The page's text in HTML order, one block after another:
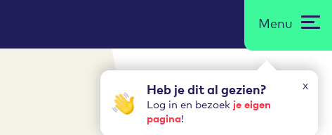
x
Heb je dit al gezien?
Log in en bezoek je eigen
pagina!
Menu